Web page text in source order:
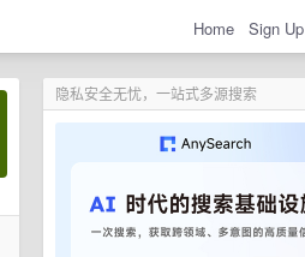
Home Sign Up
隐私安全无忧，一站式多源搜索